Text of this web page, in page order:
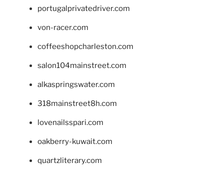
portugalprivatedriver.com
von-racer.com
coffeeshopcharleston.com
salon104mainstreet.com
alkaspringswater.com
318mainstreet8h.com
lovenailsspari.com
oakberry-kuwait.com
quartzliterary.com